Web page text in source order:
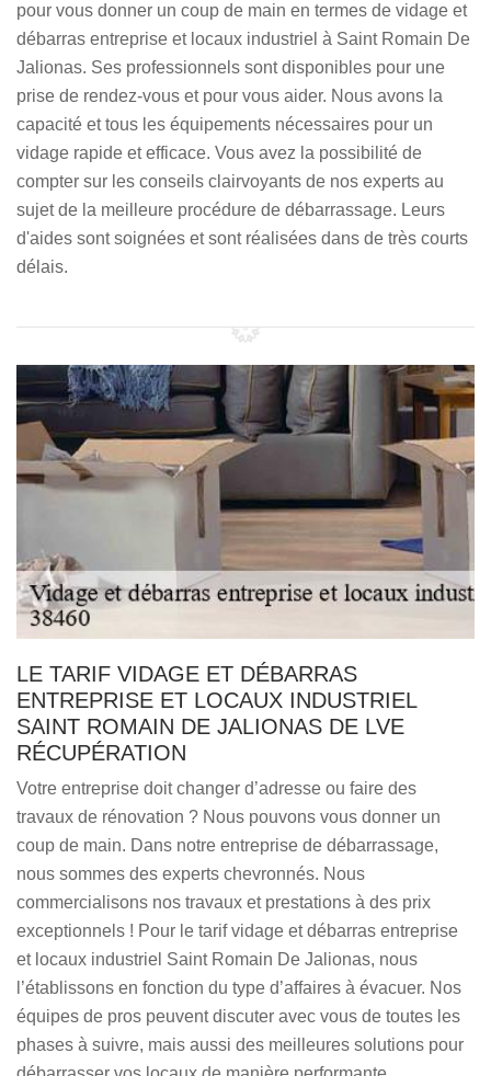
pour vous donner un coup de main en termes de vidage et
débarras entreprise et locaux industriel à Saint Romain De
Jalionas. Ses professionnels sont disponibles pour une
prise de rendez-vous et pour vous aider. Nous avons la
capacité et tous les équipements nécessaires pour un
vidage rapide et efficace. Vous avez la possibilité de
compter sur les conseils clairvoyants de nos experts au
sujet de la meilleure procédure de débarrassage. Leurs
d'aides sont soignées et sont réalisées dans de très courts
délais.
LE TARIF VIDAGE ET DÉBARRAS
ENTREPRISE ET LOCAUX INDUSTRIEL
SAINT ROMAIN DE JALIONAS DE LVE
RÉCUPÉRATION
Votre entreprise doit changer d’adresse ou faire des
travaux de rénovation ? Nous pouvons vous donner un
coup de main. Dans notre entreprise de débarrassage,
nous sommes des experts chevronnés. Nous
commercialisons nos travaux et prestations à des prix
exceptionnels ! Pour le tarif vidage et débarras entreprise
et locaux industriel Saint Romain De Jalionas, nous
l’établissons en fonction du type d’affaires à évacuer. Nos
équipes de pros peuvent discuter avec vous de toutes les
phases à suivre, mais aussi des meilleures solutions pour